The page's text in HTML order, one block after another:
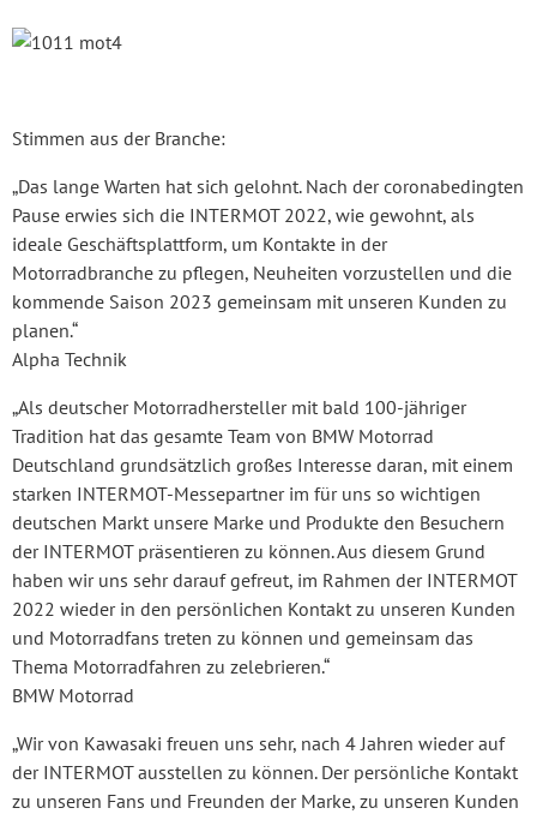
Stimmen aus der Branche:
„Das lange Warten hat sich gelohnt. Nach der coronabedingten
Pause erwies sich die INTERMOT 2022, wie gewohnt, als
ideale Geschäftsplattform, um Kontakte in der
Motorradbranche zu pflegen, Neuheiten vorzustellen und die
kommende Saison 2023 gemeinsam mit unseren Kunden zu
planen.“
Alpha Technik
„Als deutscher Motorradhersteller mit bald 100-jähriger
Tradition hat das gesamte Team von BMW Motorrad
Deutschland grundsätzlich großes Interesse daran, mit einem
starken INTERMOT-Messepartner im für uns so wichtigen
deutschen Markt unsere Marke und Produkte den Besuchern
der INTERMOT präsentieren zu können. Aus diesem Grund
haben wir uns sehr darauf gefreut, im Rahmen der INTERMOT
2022 wieder in den persönlichen Kontakt zu unseren Kunden
und Motorradfans treten zu können und gemeinsam das
Thema Motorradfahren zu zelebrieren.“
BMW Motorrad
„Wir von Kawasaki freuen uns sehr, nach 4 Jahren wieder auf
der INTERMOT ausstellen zu können. Der persönliche Kontakt
zu unseren Fans und Freunden der Marke, zu unseren Kunden